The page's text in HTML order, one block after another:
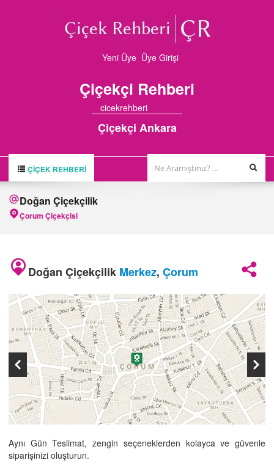
Yeni Üye Üye Girişi
Çiçekçi Rehberi
cicekrehberi
Çiçekçi Ankara
ÇIÇEK REHBERI
ÇİÇEKÇİLER
FİRMA BAŞVURUSU
İLETİŞİM
Doğan Çiçekçilik
Çorum Çiçekçisi
Doğan Çiçekçilik Merkez, Çorum
Aynı Gün Teslimat, zengin seçeneklerden kolayca ve güvenle
siparişinizi oluşturun.